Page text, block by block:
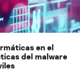
en el
del malware